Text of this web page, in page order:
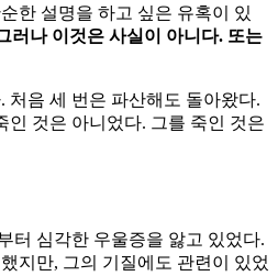
한 설명을 하고 싶은 유혹이 있
러나 이것은 사실이 아니다. 또는
처음 세 번은 파산해도 돌아왔다.
인 것은 아니었다. 그를 죽인 것은
터 심각한 우울증을 앓고 있었다.
지만, 그의 기질에도 관련이 있었